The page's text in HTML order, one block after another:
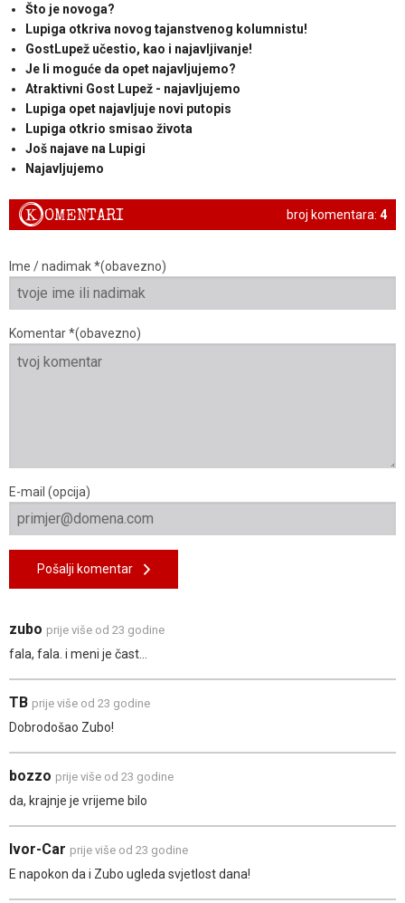
Što je novoga?
Lupiga otkriva novog tajanstvenog kolumnistu!
GostLupež učestio, kao i najavljivanje!
Je li moguće da opet najavljujemo?
Atraktivni Gost Lupež - najavljujemo
Lupiga opet najavljuje novi putopis
Lupiga otkrio smisao života
Još najave na Lupigi
Najavljujemo
broj komentara: 4
KOMENTARI
Ime / nadimak *(obavezno)
Komentar *(obavezno)
E-mail (opcija)
Pošalji komentar
zubo prije više od 23 godine
fala, fala. i meni je čast...
TB prije više od 23 godine
Dobrodošao Zubo!
bozzo prije više od 23 godine
da, krajnje je vrijeme bilo
Ivor-Car prije više od 23 godine
E napokon da i Zubo ugleda svjetlost dana!